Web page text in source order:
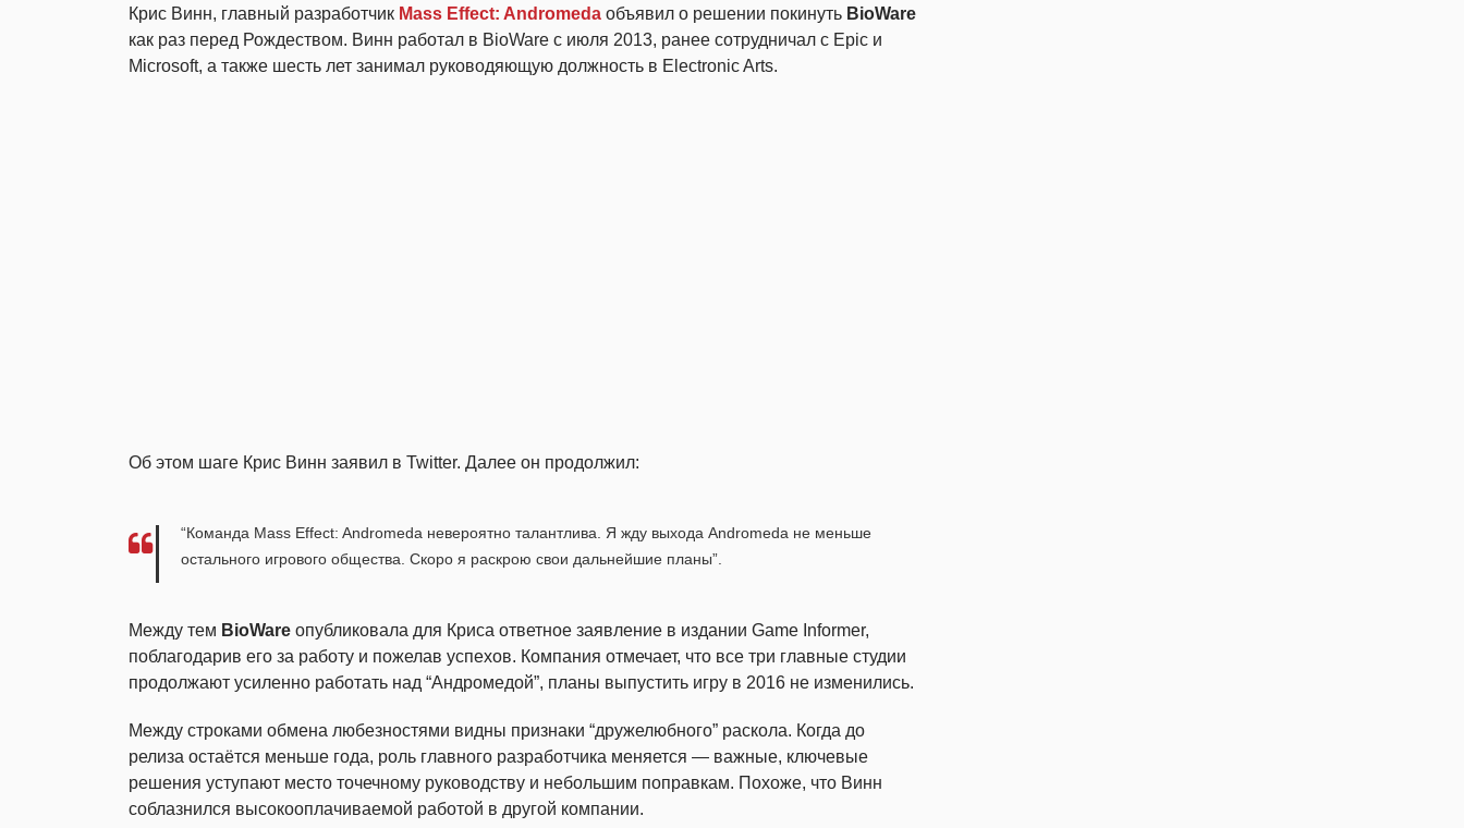
Крис Винн, главный разработчик Mass Effect: Andromeda объявил о решении покинуть BioWare
как раз перед Рождеством. Винн работал в BioWare с июля 2013, ранее сотрудничал с Epic и
Microsoft, а также шесть лет занимал руководяющую должность в Electronic Arts.
Об этом шаге Крис Винн заявил в Twitter. Далее он продолжил:
“Команда Mass Effect: Andromeda невероятно талантлива. Я жду выхода Andromeda не меньше
остального игрового общества. Скоро я раскрою свои дальнейшие планы”.
Между тем BioWare опубликовала для Криса ответное заявление в издании Game Informer,
поблагодарив его за работу и пожелав успехов. Компания отмечает, что все три главные студии
продолжают усиленно работать над “Андромедой”, планы выпустить игру в 2016 не изменились.
Между строками обмена любезностями видны признаки “дружелюбного” раскола. Когда до
релиза остаётся меньше года, роль главного разработчика меняется — важные, ключевые
решения уступают место точечному руководству и небольшим поправкам. Похоже, что Винн
соблазнился высокооплачиваемой работой в другой компании.